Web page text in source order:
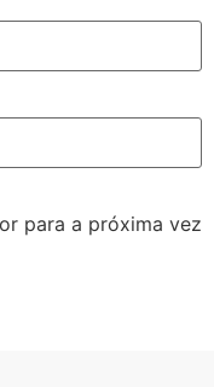
para a próxima vez